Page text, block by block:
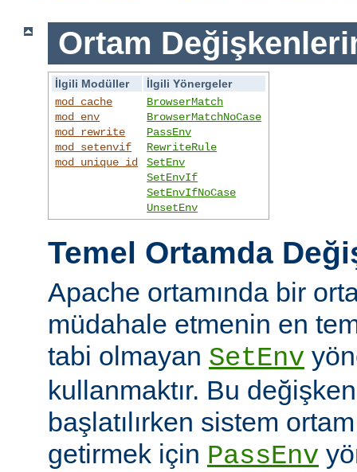
Ortam
İlgili Modüller
İlgili Yönergeler
mod_cache
mod_env
mod_rewrite
mod_setenvif
mod_unique_id
BrowserMatch
BrowserMatchNoCase
PassEnv
RewriteRule
SetEnv
SetEnvIf
SetEnvIfNoCase
UnsetEnv
Temel Ortamda
Apache ortamında bir
müdahale etmenin en
tabi olmayan SetEnv
kullanmaktır. Bu
başlatılırken sistem
getirmek için PassEnv